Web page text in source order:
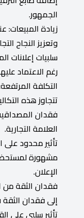
الجمهور.
زيادة
وتعزيز النجاح
سلبيات إعلانات
رغم الاعتماد
التكلفة
تتجاوز هذه
فقدان
العلامة التجارية.
تأثير محدود
مشهورة
الإعلان.
فقدان الثقة من
إلى فقدان
تأثير سلبي على